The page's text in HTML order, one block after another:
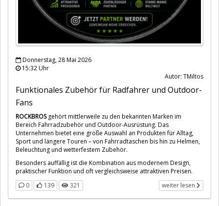
Donnerstag, 28 Mai 2026
15:32 Uhr
Autor: TMiltos
Funktionales Zubehör für Radfahrer und Outdoor-
Fans
ROCKBROSgehört mittlerweile zu den bekannten Marken im
Bereich Fahrradzubehör und Outdoor-Ausrüstung. Das
Unternehmen bietet eine große Auswahl an Produkten für Alltag,
Sport und längere Touren – von Fahrradtaschen bis hin zu Helmen,
Beleuchtung und wetterfestem Zubehör.
Besonders auffällig ist die Kombination aus modernem Design,
praktischer Funktion und oft vergleichsweise attraktiven Preisen.
0
139 321 weiter lesen